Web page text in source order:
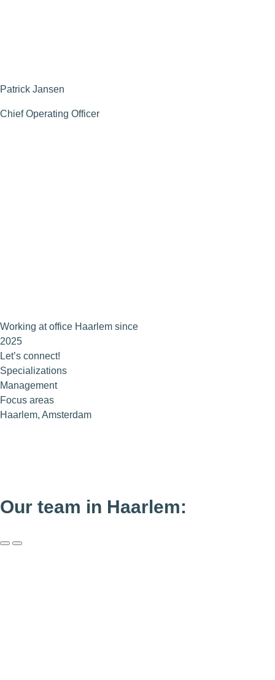
Patrick Jansen
Chief Operating Officer
Working at office Haarlem since
2025
Let’s connect!
Specializations
Management
Focus areas
Haarlem, Amsterdam
Our team in Haarlem: